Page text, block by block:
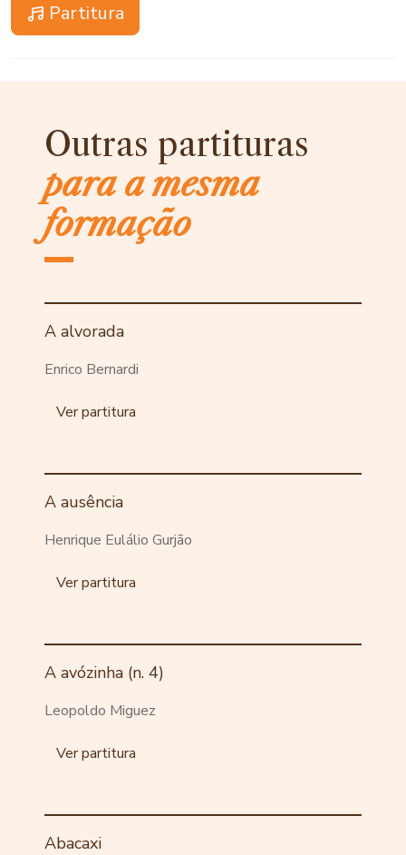
Partitura
Outras partituras
para a mesma
formação
A alvorada
Enrico Bernardi
Ver partitura
A ausência
Henrique Eulálio Gurjão
Ver partitura
A avózinha (n. 4)
Leopoldo Miguez
Ver partitura
Abacaxi